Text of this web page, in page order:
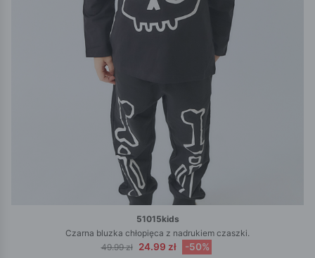
51015kids
Czarna bluzka chłopięca z nadrukiem czaszki.
49.99 zł
24.99 zł -50%